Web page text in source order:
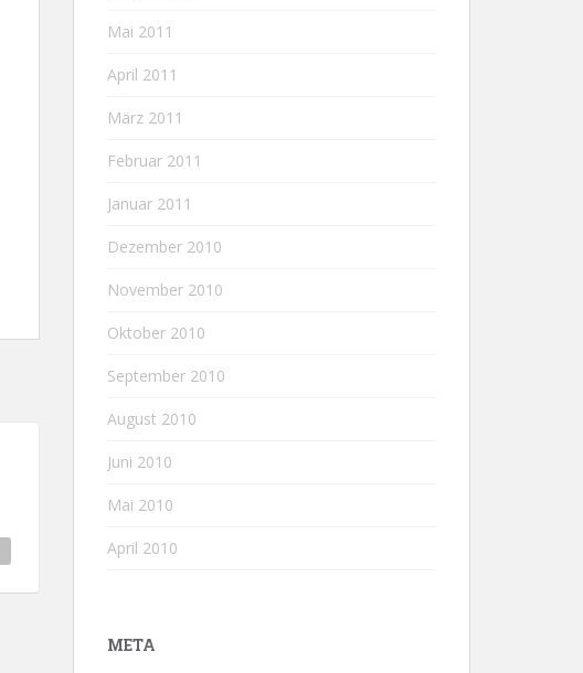
Mai 2011
April 2011
März 2011
Februar 2011
Januar 2011
Dezember 2010
November 2010
Oktober 2010
September 2010
August 2010
Juni 2010
Mai 2010
April 2010
META